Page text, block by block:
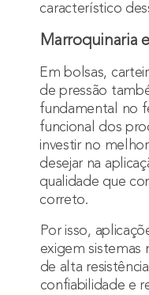
característico
Marroquinaria
Em bolsas,
de pressão
fundamental no
funcional dos
investir no
desejar na
qualidade que
correto.
Por isso,
exigem sistemas
de alta
confiabilidade e